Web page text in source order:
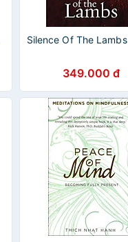
Silence Of The Lambs
349.000 đ